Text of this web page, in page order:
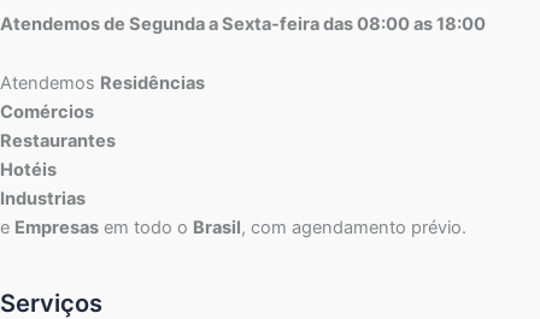
Atendemos de Segunda a Sexta-feira das 08:00 as 18:00
Atendemos Residências
Comércios
Restaurantes
Hotéis
Industrias
e Empresas em todo o Brasil, com agendamento prévio.
Serviços